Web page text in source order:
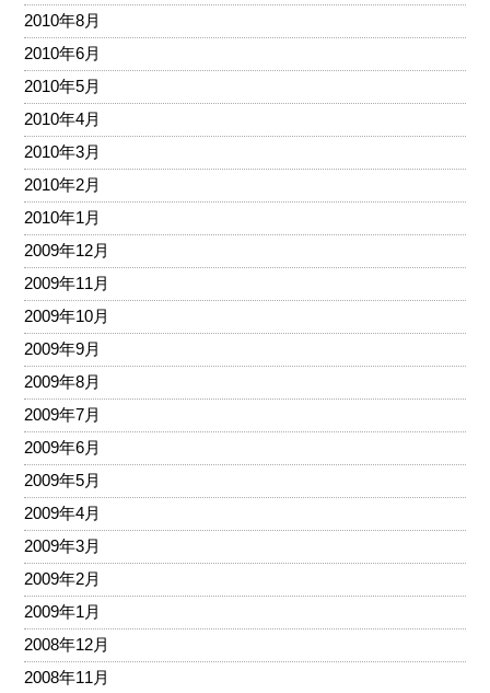
2010年8月
2010年6月
2010年5月
2010年4月
2010年3月
2010年2月
2010年1月
2009年12月
2009年11月
2009年10月
2009年9月
2009年8月
2009年7月
2009年6月
2009年5月
2009年4月
2009年3月
2009年2月
2009年1月
2008年12月
2008年11月